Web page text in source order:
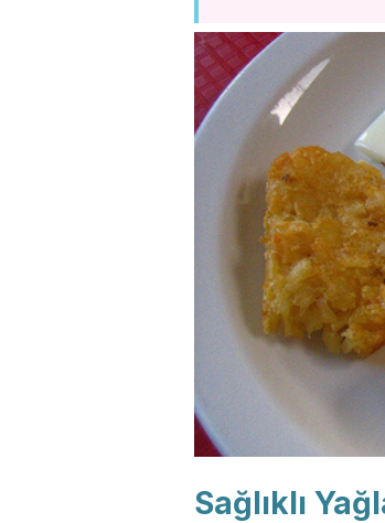
Sağlıklı